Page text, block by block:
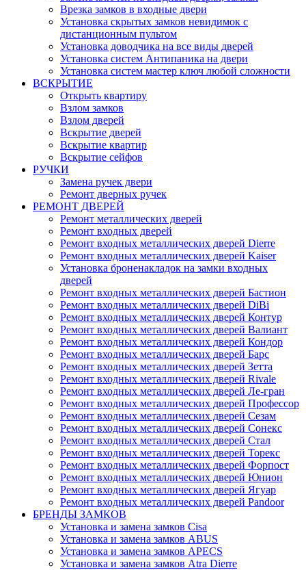
Врезка замков в входные двери
Установка скрытых замков невидимок с
дистанционным пультом
Установка доводчика на все виды дверей
Установка систем Антипаника на двери
Установка систем мастер ключ любой сложности
ВСКРЫТИЕ
Открыть квартиру
Взлом замков
Взлом дверей
Вскрытие дверей
Вскрытие квартир
Вскрытие сейфов
РУЧКИ
Замена ручек двери
Ремонт дверных ручек
РЕМОНТ ДВЕРЕЙ
Ремонт металлических дверей
Ремонт входных дверей
Ремонт входных металлических дверей Dierre
Ремонт входных металлических дверей Kaiser
Установка броненакладок на замки входных
дверей
Ремонт входных металлических дверей Бастион
Ремонт входных металлических дверей DiBi
Ремонт входных металлических дверей Контур
Ремонт входных металлических дверей Валиант
Ремонт входных металлических дверей Кондор
Ремонт входных металлических дверей Барс
Ремонт входных металлических дверей Зетта
Ремонт входных металлических дверей Rivale
Ремонт входных металлических дверей Ле-гран
Ремонт входных металлических дверей Профессор
Ремонт входных металлических дверей Сезам
Ремонт входных металлических дверей Сонекс
Ремонт входных металлических дверей Стал
Ремонт входных металлических дверей Торекс
Ремонт входных металлических дверей Форпост
Ремонт входных металлических дверей Юнион
Ремонт входных металлических дверей Ягуар
Ремонт входных металлических дверей Pandoor
БРЕНДЫ ЗАМКОВ
Установка и замена замков Cisa
Установка и замена замков ABUS
Установка и замена замков APECS
Установка и замена замков Atra Dierre